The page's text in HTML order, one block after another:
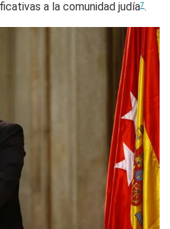
a la comunidad judía7.